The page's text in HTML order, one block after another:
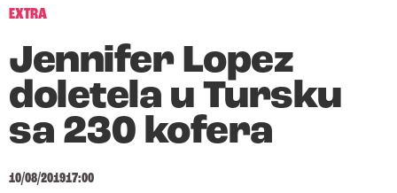
EXTRA
Jennifer Lopez
doletela u Tursku
sa 230 kofera
10/08/201917:00